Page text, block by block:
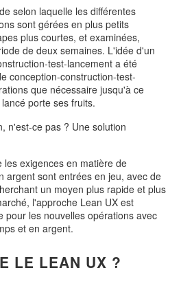
selon laquelle les différentes
sont gérées en plus petits
plus courtes, et examinées,
de deux semaines. L'idée d'un
test-lancement a été
conception-construction-test-
que nécessaire jusqu'à ce
porte ses fruits.
n'est-ce pas ? Une solution
exigences en matière de
argent sont entrées en jeu, avec de
un moyen plus rapide et plus
l'approche Lean UX est
pour les nouvelles opérations avec
et en argent.
LE LEAN UX ?